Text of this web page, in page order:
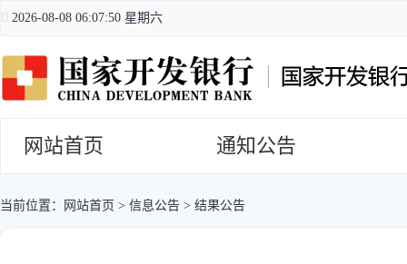
2026-08-08 06:07:50 星期六
网站首页 通知公告
当前位置： 网站首页 > 信息公告 > 结果公告